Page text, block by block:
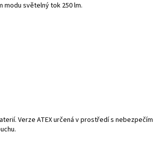
modu světelný tok 250 lm.
Verze ATEX určená v prostředí s nebezpečím